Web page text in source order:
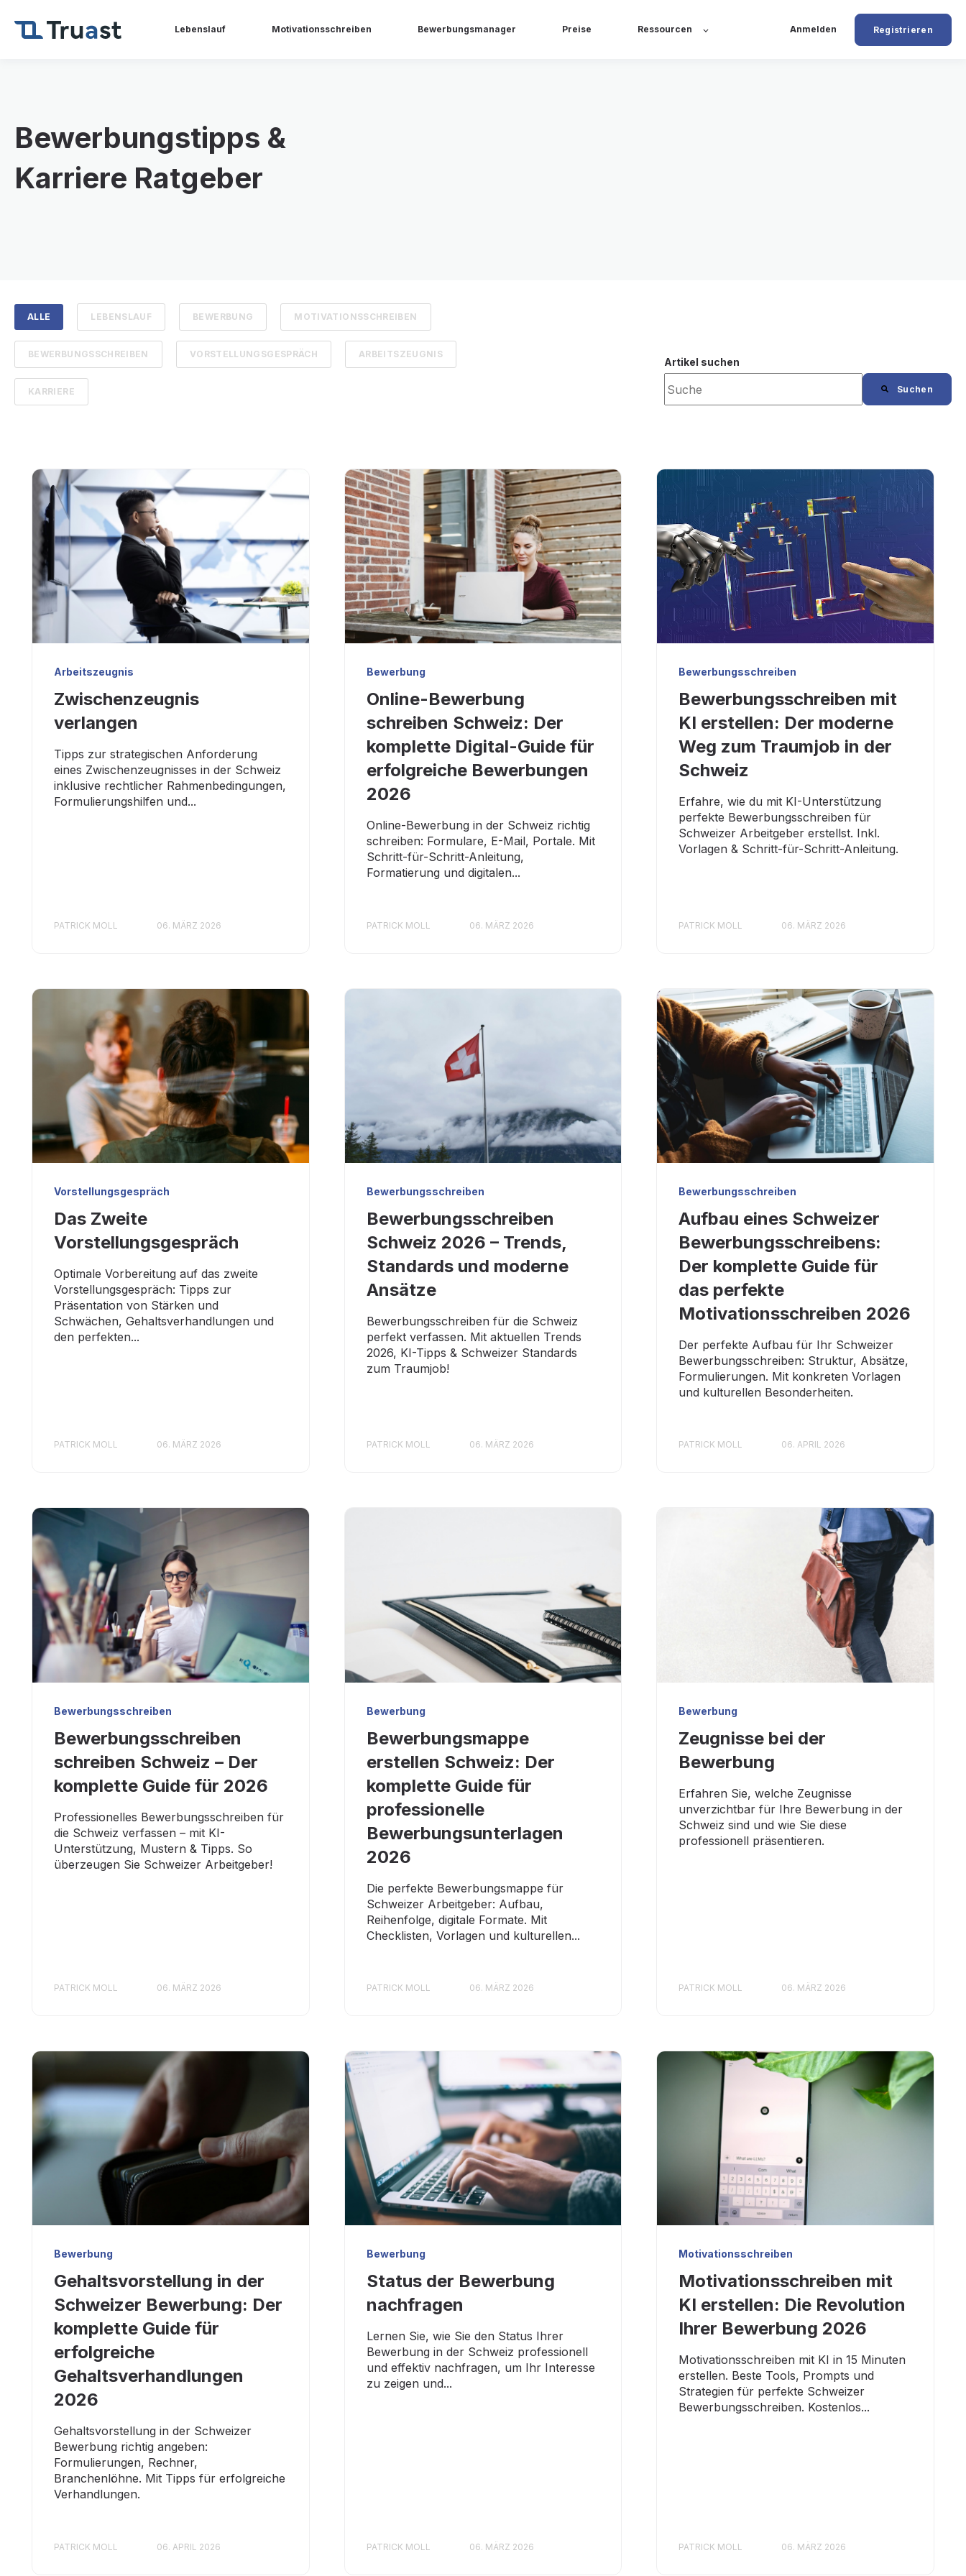
Lebenslauf Motivationsschreiben Bewerbungsmanager Preise Ressourcen Anmelden Registrieren
Bewerbungstipps &
Karriere Ratgeber
ALLE LEBENSLAUF BEWERBUNG MOTIVATIONSSCHREIBEN
BEWERBUNGSSCHREIBEN VORSTELLUNGSGESPRÄCH ARBEITSZEUGNIS
KARRIERE
Artikel suchen
Suchen
Arbeitszeugnis
Zwischenzeugnis
verlangen
Tipps zur strategischen Anforderung
eines Zwischenzeugnisses in der Schweiz
inklusive rechtlicher Rahmenbedingungen,
Formulierungshilfen und...
PATRICK MOLL 06. MÄRZ 2026
Bewerbung
Online-Bewerbung
schreiben Schweiz: Der
komplette Digital-Guide für
erfolgreiche Bewerbungen
2026
Online-Bewerbung in der Schweiz richtig
schreiben: Formulare, E-Mail, Portale. Mit
Schritt-für-Schritt-Anleitung,
Formatierung und digitalen...
PATRICK MOLL 06. MÄRZ 2026
Bewerbungsschreiben
Bewerbungsschreiben mit
KI erstellen: Der moderne
Weg zum Traumjob in der
Schweiz
Erfahre, wie du mit KI-Unterstützung
perfekte Bewerbungsschreiben für
Schweizer Arbeitgeber erstellst. Inkl.
Vorlagen & Schritt-für-Schritt-Anleitung.
PATRICK MOLL 06. MÄRZ 2026
Vorstellungsgespräch
Das Zweite
Vorstellungsgespräch
Optimale Vorbereitung auf das zweite
Vorstellungsgespräch: Tipps zur
Präsentation von Stärken und
Schwächen, Gehaltsverhandlungen und
den perfekten...
PATRICK MOLL 06. MÄRZ 2026
Bewerbungsschreiben
Bewerbungsschreiben
Schweiz 2026 – Trends,
Standards und moderne
Ansätze
Bewerbungsschreiben für die Schweiz
perfekt verfassen. Mit aktuellen Trends
2026, KI-Tipps & Schweizer Standards
zum Traumjob!
PATRICK MOLL 06. MÄRZ 2026
Bewerbungsschreiben
Aufbau eines Schweizer
Bewerbungsschreibens:
Der komplette Guide für
das perfekte
Motivationsschreiben 2026
Der perfekte Aufbau für Ihr Schweizer
Bewerbungsschreiben: Struktur, Absätze,
Formulierungen. Mit konkreten Vorlagen
und kulturellen Besonderheiten.
PATRICK MOLL 06. APRIL 2026
Bewerbungsschreiben
Bewerbungsschreiben
schreiben Schweiz – Der
komplette Guide für 2026
Professionelles Bewerbungsschreiben für
die Schweiz verfassen – mit KI-
Unterstützung, Mustern & Tipps. So
überzeugen Sie Schweizer Arbeitgeber!
PATRICK MOLL 06. MÄRZ 2026
Bewerbung
Bewerbungsmappe
erstellen Schweiz: Der
komplette Guide für
professionelle
Bewerbungsunterlagen
2026
Die perfekte Bewerbungsmappe für
Schweizer Arbeitgeber: Aufbau,
Reihenfolge, digitale Formate. Mit
Checklisten, Vorlagen und kulturellen...
PATRICK MOLL 06. MÄRZ 2026
Bewerbung
Zeugnisse bei der
Bewerbung
Erfahren Sie, welche Zeugnisse
unverzichtbar für Ihre Bewerbung in der
Schweiz sind und wie Sie diese
professionell präsentieren.
PATRICK MOLL 06. MÄRZ 2026
Bewerbung
Gehaltsvorstellung in der
Schweizer Bewerbung: Der
komplette Guide für
erfolgreiche
Gehaltsverhandlungen
2026
Gehaltsvorstellung in der Schweizer
Bewerbung richtig angeben:
Formulierungen, Rechner,
Branchenlöhne. Mit Tipps für erfolgreiche
Verhandlungen.
PATRICK MOLL 06. APRIL 2026
Bewerbung
Status der Bewerbung
nachfragen
Lernen Sie, wie Sie den Status Ihrer
Bewerbung in der Schweiz professionell
und effektiv nachfragen, um Ihr Interesse
zu zeigen und...
PATRICK MOLL 06. MÄRZ 2026
Motivationsschreiben
Motivationsschreiben mit
KI erstellen: Die Revolution
Ihrer Bewerbung 2026
Motivationsschreiben mit KI in 15 Minuten
erstellen. Beste Tools, Prompts und
Strategien für perfekte Schweizer
Bewerbungsschreiben. Kostenlos...
PATRICK MOLL 06. MÄRZ 2026